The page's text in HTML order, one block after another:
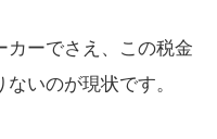
カーでさえ、この税金
いのが現状です。